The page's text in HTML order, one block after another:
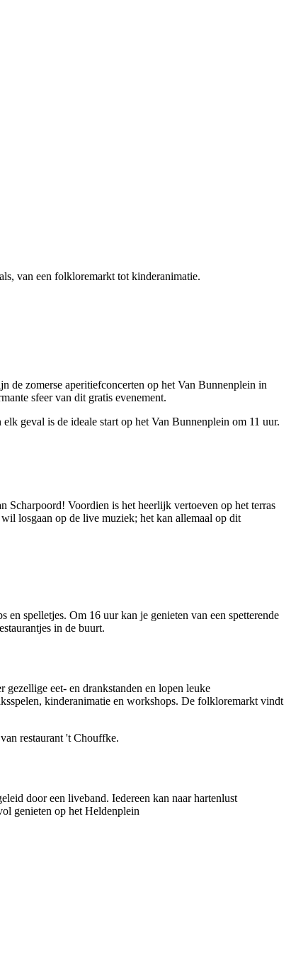
van een folkloremarkt tot kinderanimatie.
de zomerse aperitiefconcerten op het Van Bunnenplein in
sfeer van dit gratis evenement.
geval is de ideale start op het Van Bunnenplein om 11 uur.
Scharpoord! Voordien is het heerlijk vertoeven op het terras
losgaan op de live muziek; het kan allemaal op dit
spelletjes. Om 16 uur kan je genieten van een spetterende
in de buurt.
eet- en drankstanden en lopen leuke
kinderanimatie en workshops. De folkloremarkt vindt
restaurant 't Chouffke.
door een liveband. Iedereen kan naar hartenlust
genieten op het Heldenplein